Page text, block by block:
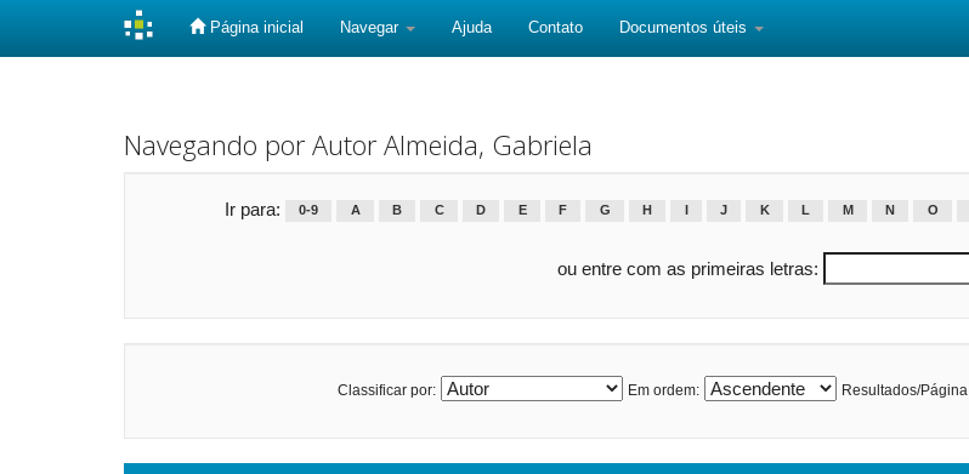
Página inicial Navegar Ajuda Contato Documentos úteis
Navegando por Autor Almeida, Gabriela
Ir para: 0-9 A B C D E F G H J K L M N O
ou entre com as primeiras letras:
Classificar por: Em ordem: Resultados/Página